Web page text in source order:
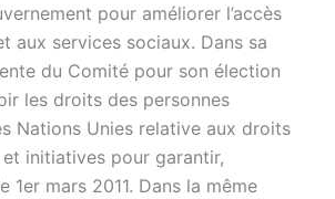
pour améliorer l’accès
aux services sociaux. Dans sa
du Comité pour son élection
les droits des personnes
Nations Unies relative aux droits
initiatives pour garantir,
mars 2011. Dans la même